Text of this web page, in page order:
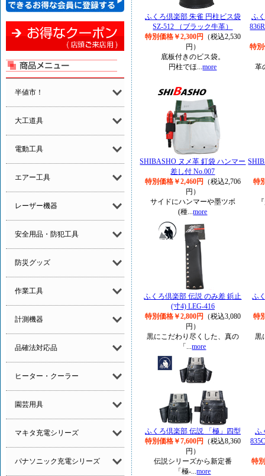
半値市！
大工道具
電動工具
エアー工具
レーザー機器
安全用品・防犯工具
防災グッズ
作業工具
計測機器
品確法対応品
ヒーター・クーラー
園芸用具
マキタ充電シリーズ
パナソニック充電シリーズ
ふくろ倶楽部 朱雀 円柱ビス袋
SZ-512 （ブラック牛革）
特別価格￥2,300円
（税込2,530
円）
底板付きのビス袋。
円柱でほ...more
ふ
特別
革
SHIBASHO ヌメ革 釘袋 ハンマー
差し付 No.007
特別価格￥2,460円
（税込2,706
円）
サイドにハンマーや墨ツボ
(種...more
特
ふくろ倶楽部 伝説 のみ差 鋲止
(寸4) LEG-416
特別価格￥2,800円
（税込3,080
円）
黒にこだわり尽くした、真の
「...more
ふ
特
黒
ふくろ倶楽部 伝説 「極」四型
特別価格￥7,600円
（税込8,360
円）
伝説シリーズから新定番
「極-...more
ふ
特